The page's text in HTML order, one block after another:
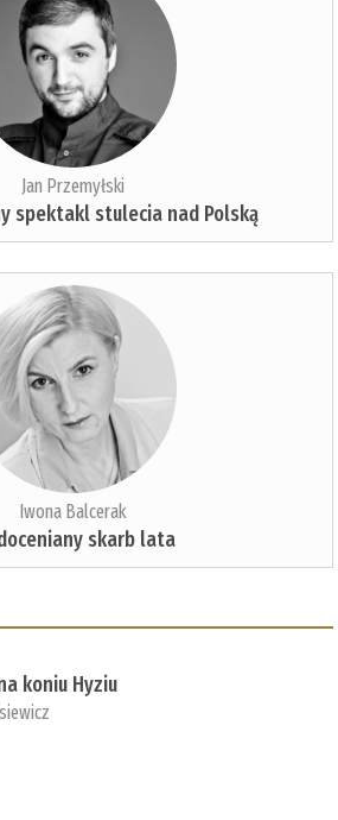
Jan Przemyłski
spektakl stulecia nad Polską
Iwona Balcerak
skarb lata
koniu Hyziu